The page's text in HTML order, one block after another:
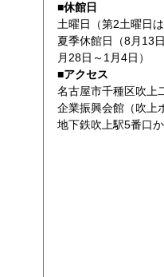
■休館日
土曜日（第2土曜日
夏季休館日（8月13
月28日～1月4日）
■アクセス
名古屋市千種区吹上
企業振興会館（吹上
地下鉄吹上駅5番口